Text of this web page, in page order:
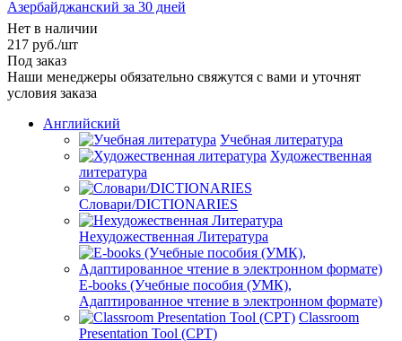
Азербайджанский за 30 дней
Нет в наличии
217 руб./шт
Под заказ
Наши менеджеры обязательно свяжутся с вами и уточнят
условия заказа
Английский
Учебная литература
Художественная
литература
Словари/DICTIONARIES
Нехудожественная Литература
E-books (Учебные пособия (УМК),
Адаптированное чтение в электронном формате)
Classroom
Presentation Tool (CPT)